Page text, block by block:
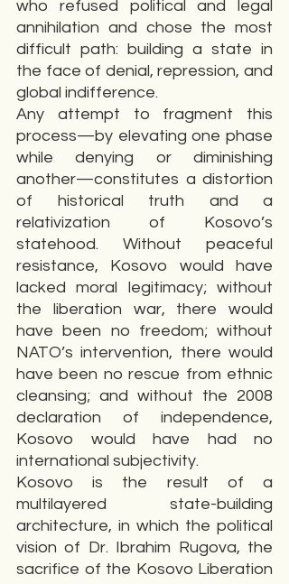
who refused political and legal
annihilation and chose the most
difficult path: building a state in
the face of denial, repression, and
global indifference.
Any attempt to fragment this
process—by elevating one phase
while denying or diminishing
another—constitutes a distortion
of historical truth and a
relativization of Kosovo’s
statehood. Without peaceful
resistance, Kosovo would have
lacked moral legitimacy; without
the liberation war, there would
have been no freedom; without
NATO’s intervention, there would
have been no rescue from ethnic
cleansing; and without the 2008
declaration of independence,
Kosovo would have had no
international subjectivity.
Kosovo is the result of a
multilayered state-building
architecture, in which the political
vision of Dr. Ibrahim Rugova, the
sacrifice of the Kosovo Liberation